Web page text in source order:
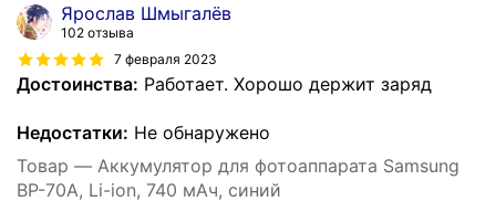
Ярослав Шмыгалёв
102 отзыва
7 февраля 2023
Достоинства: Работает. Хорошо держит заряд
Недостатки: Не обнаружено
Товар — Аккумулятор для фотоаппарата Samsung
BP-70A, Li-ion, 740 мАч, синий